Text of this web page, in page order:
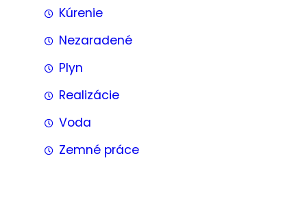
Kúrenie
Nezaradené
Plyn
Realizácie
Voda
Zemné práce